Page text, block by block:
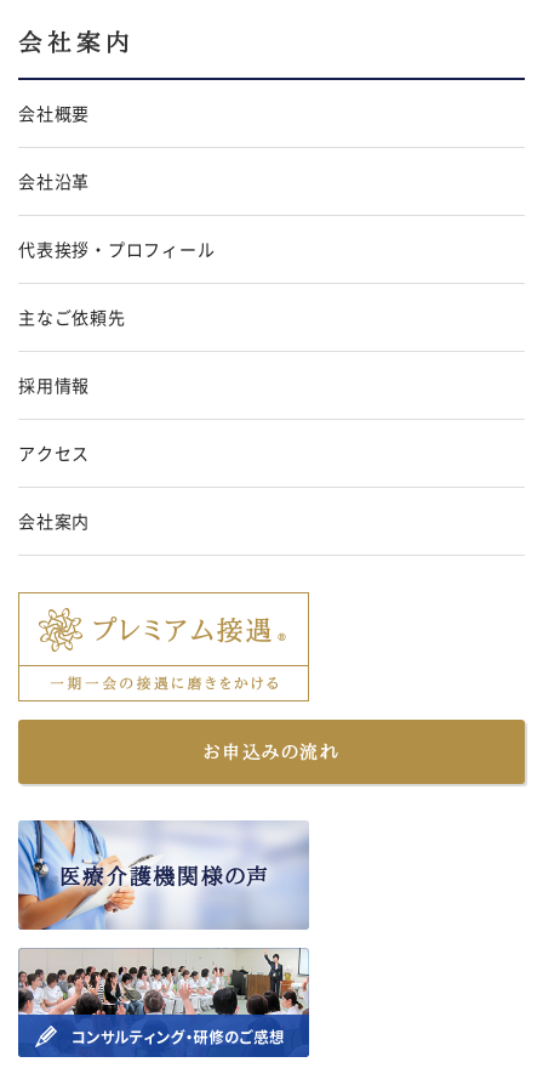
会社案内
会社概要
会社沿革
代表挨拶・プロフィール
主なご依頼先
採用情報
アクセス
会社案内
お申込みの流れ